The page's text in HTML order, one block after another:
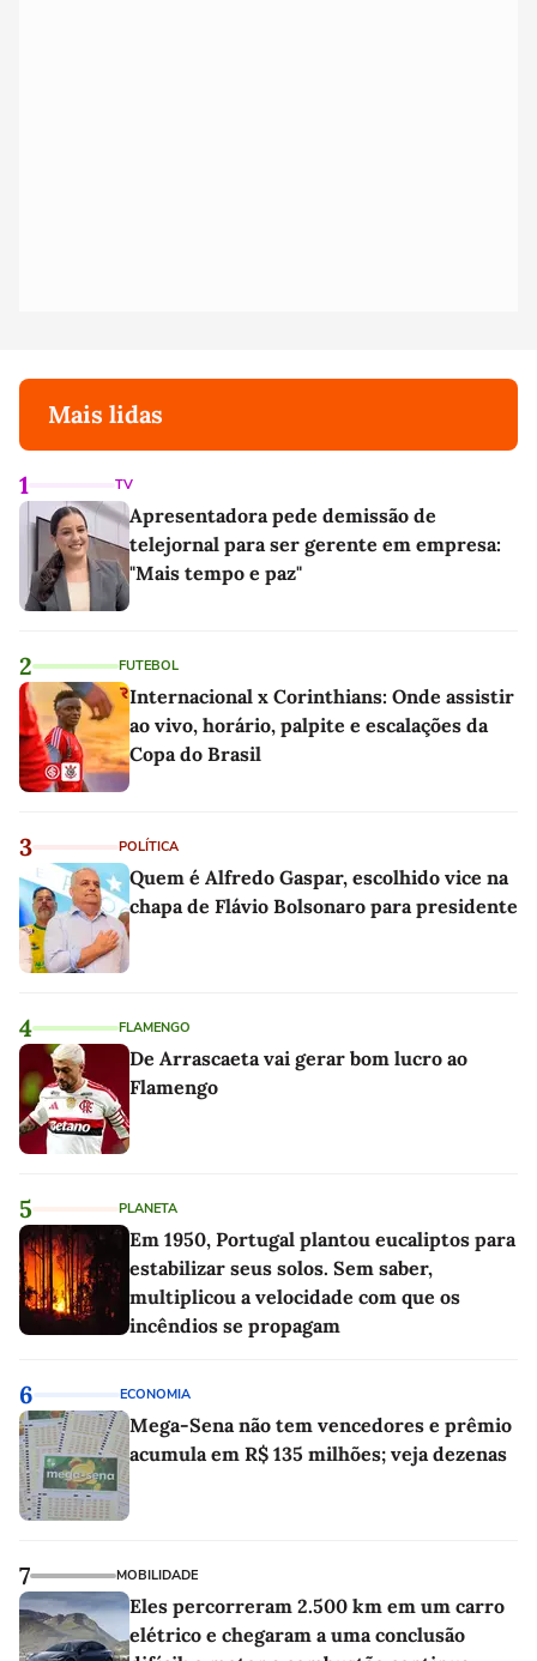
Mais lidas
1 TV
Apresentadora pede demissão de
telejornal para ser gerente em empresa:
"Mais tempo e paz"
2 FUTEBOL
Internacional x Corinthians: Onde assistir
ao vivo, horário, palpite e escalações da
Copa do Brasil
3 POLÍTICA
Quem é Alfredo Gaspar, escolhido vice na
chapa de Flávio Bolsonaro para presidente
4 FLAMENGO
De Arrascaeta vai gerar bom lucro ao
Flamengo
5 PLANETA
Em 1950, Portugal plantou eucaliptos para
estabilizar seus solos. Sem saber,
multiplicou a velocidade com que os
incêndios se propagam
6 ECONOMIA
Mega-Sena não tem vencedores e prêmio
acumula em R$ 135 milhões; veja dezenas
7 MOBILIDADE
Eles percorreram 2.500 km em um carro
elétrico e chegaram a uma conclusão